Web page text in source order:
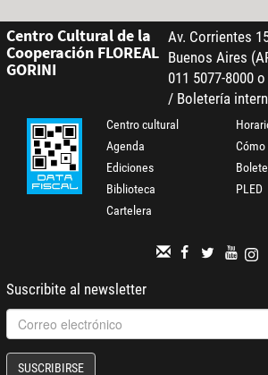
Centro Cultural de la
Cooperación FLOREAL
GORINI
Av. Corrientes
Buenos Aires
011 5077-8000
/ Boletería
Centro cultural
Agenda
Ediciones
Biblioteca
Cartelera
PLED
Suscribite al newsletter
SUSCRIBIRSE